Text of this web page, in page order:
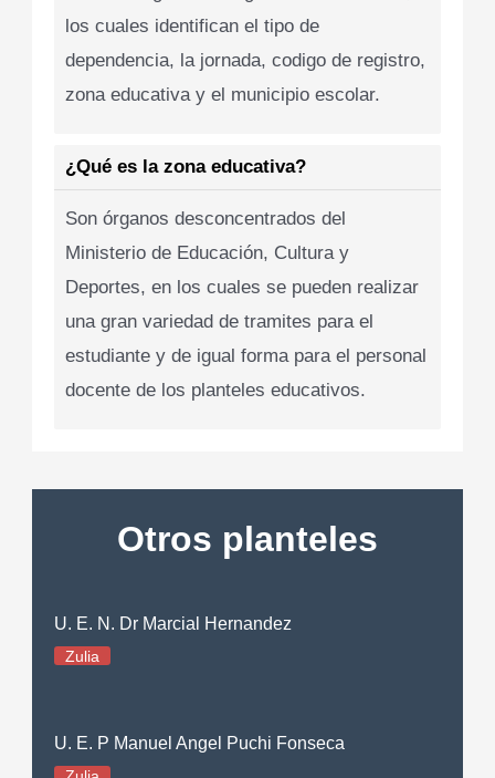
los cuales identifican el tipo de
dependencia, la jornada, codigo de registro,
zona educativa y el municipio escolar.
¿Qué es la zona educativa?
Son órganos desconcentrados del
Ministerio de Educación, Cultura y
Deportes, en los cuales se pueden realizar
una gran variedad de tramites para el
estudiante y de igual forma para el personal
docente de los planteles educativos.
Otros planteles
U. E. N. Dr Marcial Hernandez
Zulia
U. E. P Manuel Angel Puchi Fonseca